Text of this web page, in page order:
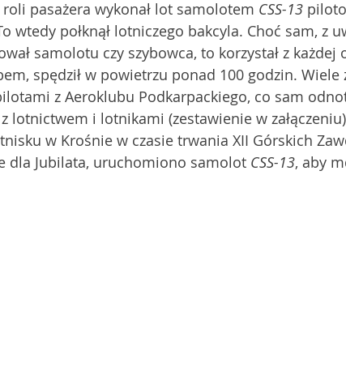
pasażera wykonał lot samolotem CSS-13
wtedy połknął lotniczego bakcyla. Choć sam, z
samolotu czy szybowca, to korzystał z każdej
spędził w powietrzu ponad 100 godzin. Wiele
z Aeroklubu Podkarpackiego, co sam
lotnictwem i lotnikami (zestawienie w
w Krośnie w czasie trwania XII Górskich
dla Jubilata, uruchomiono samolot CSS-13, aby